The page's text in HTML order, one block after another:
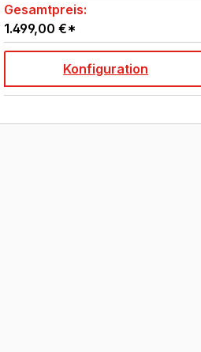
Gesamtpreis:
1.499,00 €*
Konfiguration